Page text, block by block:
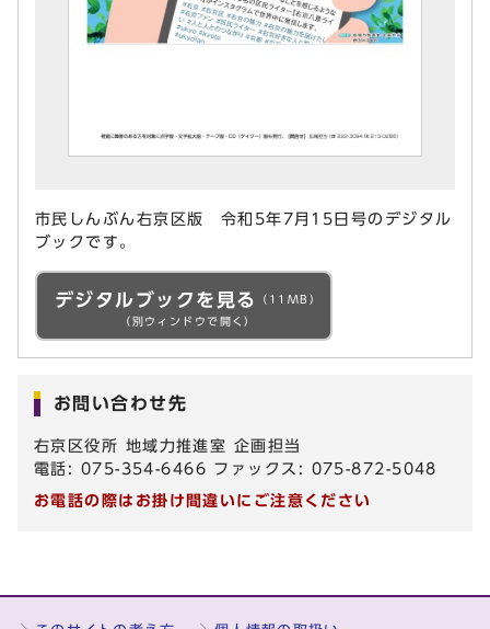
市民しんぶん右京区版 令和5年7月15日号のデジタル
ブックです。
デジタルブックを見る
（11MB）
（別ウィンドウで開く）
お問い合わせ先
右京区役所 地域力推進室 企画担当
電話: 075-354-6466 ファックス: 075-872-5048
お電話の際はお掛け間違いにご注意ください